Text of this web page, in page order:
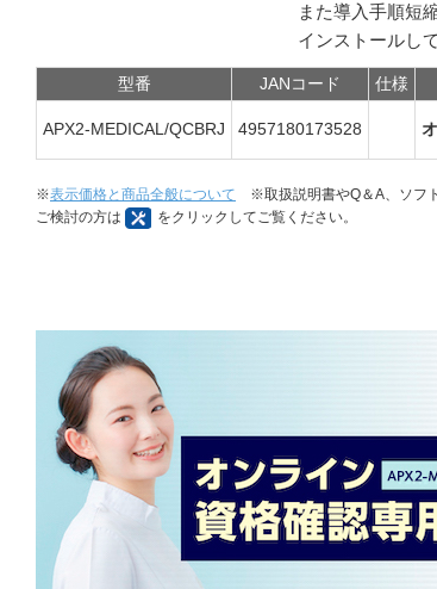
また導入手順短
インストールし
型番 JANコード 仕様
APX2-MEDICAL/QCBRJ 4957180173528
※表示価格と商品全般について ※取扱説明書やQ＆A、ソフ
ご検討の方は
をクリックしてご覧ください。